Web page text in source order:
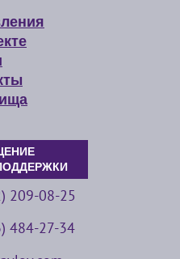
209-08-25
484-27-34